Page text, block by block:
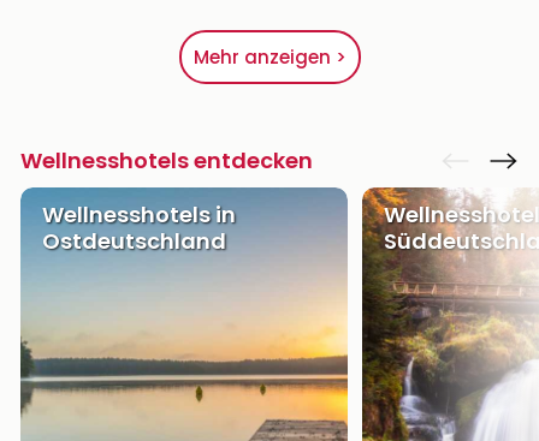
Mehr anzeigen >
Wellnesshotels entdecken
Wellnesshotels in
Ostdeutschland